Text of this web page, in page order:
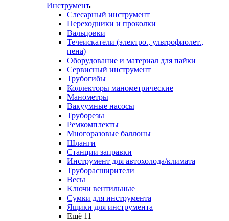
Инструмент
Слесарный инструмент
Переходники и проколки
Вальцовки
Течеискатели (электро., ультрофиолет.,
пена)
Оборудование и материал для пайки
Сервисный инструмент
Трубогибы
Коллекторы манометрические
Манометры
Вакуумные насосы
Труборезы
Ремкомплекты
Многоразовые баллоны
Шланги
Станции заправки
Инструмент для автохолода/климата
Труборасширители
Весы
Ключи вентильные
Сумки для инструмента
Ящики для инструмента
Ещё 11